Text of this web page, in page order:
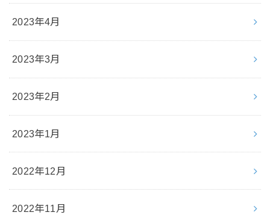
2023年4月
2023年3月
2023年2月
2023年1月
2022年12月
2022年11月